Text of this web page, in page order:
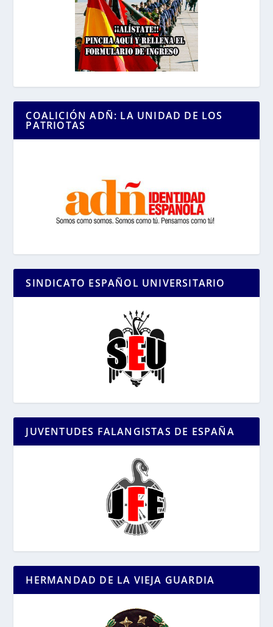
COALICIÓN ADÑ: LA UNIDAD DE LOS
PATRIOTAS
SINDICATO ESPAÑOL UNIVERSITARIO
JUVENTUDES FALANGISTAS DE ESPAÑA
HERMANDAD DE LA VIEJA GUARDIA